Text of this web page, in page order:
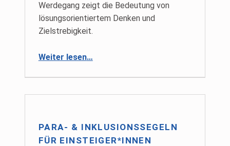
Werdegang zeigt die Bedeutung von
lösungsorientiertem Denken und
Zielstrebigkeit.
Weiter lesen“Mein Weg zum Traumjob: Der erste Fußballkommentator im Rollstuhl”
…
PARA- & INKLUSIONSSEGELN
FÜR EINSTEIGER*INNEN